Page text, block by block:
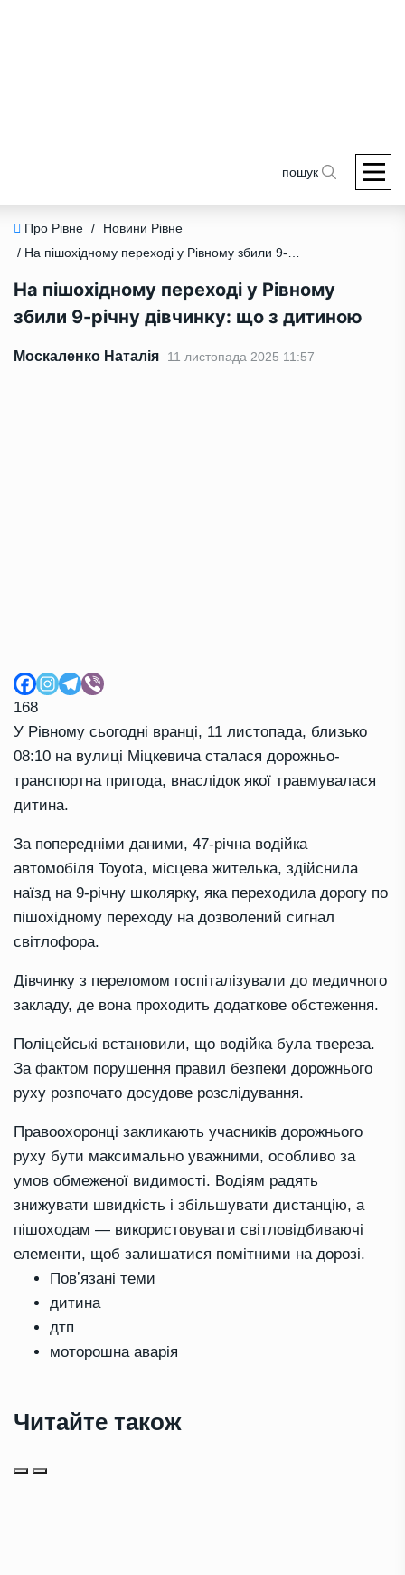
пошук
Про Рівне /
Новини Рівне
/ На пішохідному переході у Рівному збили 9-річну дівчинку: що з дитиною
На пішохідному переході у Рівному
збили 9-річну дівчинку: що з дитиною
Москаленко Наталія 11 листопада 2025 11:57
168
У Рівному сьогодні вранці, 11 листопада, близько
08:10 на вулиці Міцкевича сталася дорожньо-
транспортна пригода, внаслідок якої травмувалася
дитина.
За попередніми даними, 47-річна водійка
автомобіля Toyota, місцева жителька, здійснила
наїзд на 9-річну школярку, яка переходила дорогу по
пішохідному переходу на дозволений сигнал
світлофора.
Дівчинку з переломом госпіталізували до медичного
закладу, де вона проходить додаткове обстеження.
Поліцейські встановили, що водійка була твереза.
За фактом порушення правил безпеки дорожнього
руху розпочато досудове розслідування.
Правоохоронці закликають учасників дорожнього
руху бути максимально уважними, особливо за
умов обмеженої видимості. Водіям радять
знижувати швидкість і збільшувати дистанцію, а
пішоходам — використовувати світловідбиваючі
елементи, щоб залишатися помітними на дорозі.
Повʼязані теми
дитина
дтп
моторошна аварія
Читайте також